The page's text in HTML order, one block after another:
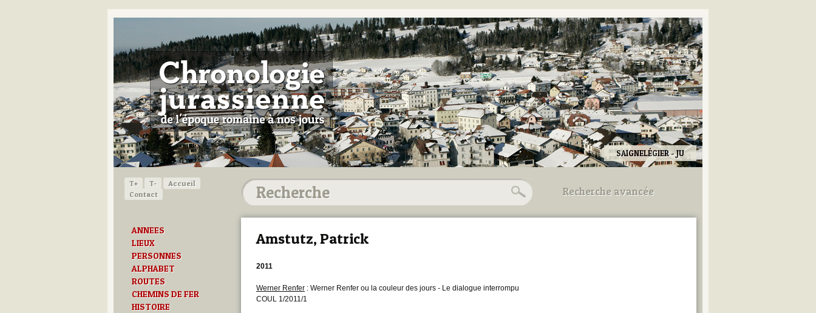
SAIGNELÉGIER - JU
T+ T-
Accueil
Contact
ANNEES
LIEUX
PERSONNES
ALPHABET
ROUTES
CHEMINS DE FER
HISTOIRE
Recherche avancée
Utilisez les champs ci-dessous
Amstutz, Patrick
2011
Werner Renfer : Werner Renfer ou la couleur des jours - Le dialogue interrompu
COUL 1/2011/1